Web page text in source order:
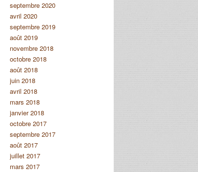
septembre 2020
avril 2020
septembre 2019
août 2019
novembre 2018
octobre 2018
août 2018
juin 2018
avril 2018
mars 2018
janvier 2018
octobre 2017
septembre 2017
août 2017
juillet 2017
mars 2017